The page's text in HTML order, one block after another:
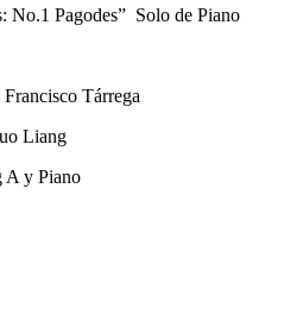
No.1 Pagodes” Solo de Piano
Tárrega
Liang
A y Piano